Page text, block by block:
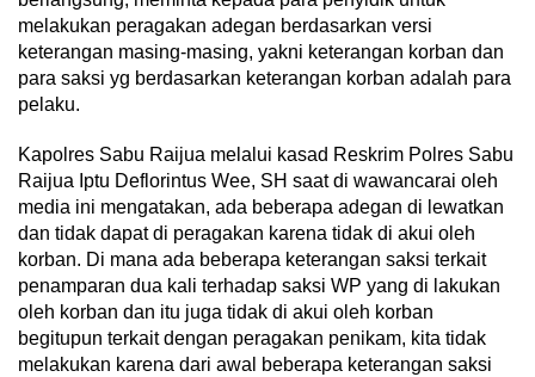
melakukan peragakan adegan berdasarkan versi
keterangan masing-masing, yakni keterangan korban dan
para saksi yg berdasarkan keterangan korban adalah para
pelaku.
Kapolres Sabu Raijua melalui kasad Reskrim Polres Sabu
Raijua Iptu Deflorintus Wee, SH saat di wawancarai oleh
media ini mengatakan, ada beberapa adegan di lewatkan
dan tidak dapat di peragakan karena tidak di akui oleh
korban. Di mana ada beberapa keterangan saksi terkait
penamparan dua kali terhadap saksi WP yang di lakukan
oleh korban dan itu juga tidak di akui oleh korban
begitupun terkait dengan peragakan penikam, kita tidak
melakukan karena dari awal beberapa keterangan saksi